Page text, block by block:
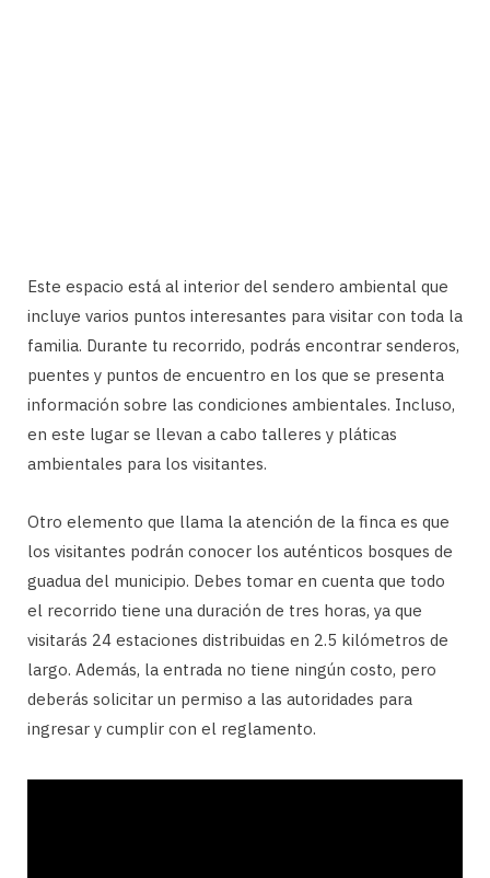
Este espacio está al interior del sendero ambiental que
incluye varios puntos interesantes para visitar con toda la
familia. Durante tu recorrido, podrás encontrar senderos,
puentes y puntos de encuentro en los que se presenta
información sobre las condiciones ambientales. Incluso,
en este lugar se llevan a cabo talleres y pláticas
ambientales para los visitantes.
Otro elemento que llama la atención de la finca es que
los visitantes podrán conocer los auténticos bosques de
guadua del municipio. Debes tomar en cuenta que todo
el recorrido tiene una duración de tres horas, ya que
visitarás 24 estaciones distribuidas en 2.5 kilómetros de
largo. Además, la entrada no tiene ningún costo, pero
deberás solicitar un permiso a las autoridades para
ingresar y cumplir con el reglamento.